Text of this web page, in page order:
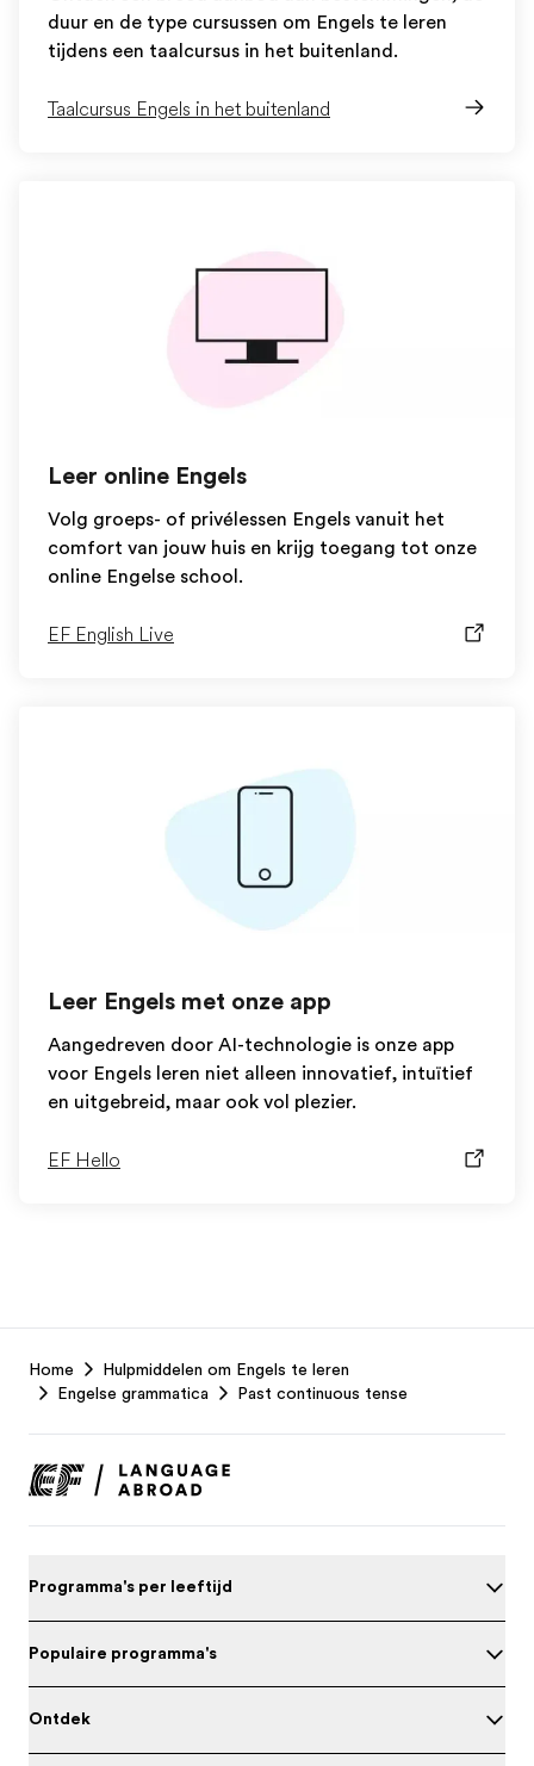
duur en de type cursussen om Engels te leren
tijdens een taalcursus in het buitenland.
Taalcursus Engels in het buitenland
Leer online Engels
Volg groeps- of privélessen Engels vanuit het
comfort van jouw huis en krijg toegang tot onze
online Engelse school.
EF English Live
Leer Engels met onze app
Aangedreven door AI-technologie is onze app
voor Engels leren niet alleen innovatief, intuïtief
en uitgebreid, maar ook vol plezier.
EF Hello
Footer
Home
Hulpmiddelen om Engels te leren
Engelse grammatica
Past continuous tense
Programma's per leeftijd
Populaire programma's
Ontdek